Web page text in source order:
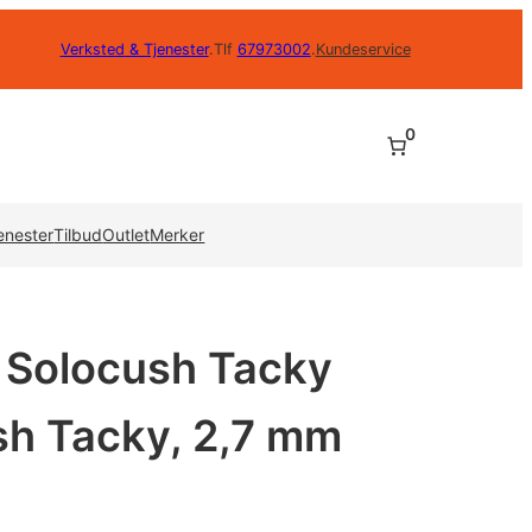
Verksted & Tjenester.Tlf 67973002.Kundeservice
0
TilbudOutletMerker
Tacky
Tacky, 2,7 mm